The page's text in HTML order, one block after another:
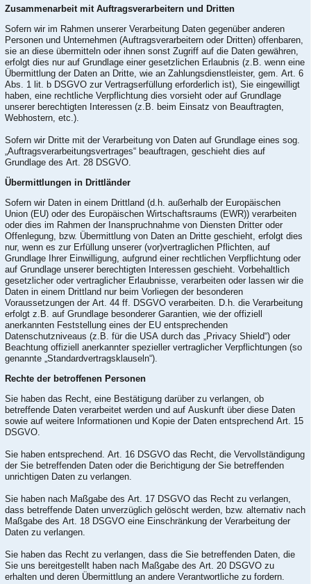
Zusammenarbeit mit Auftragsverarbeitern und Dritten
Sofern wir im Rahmen unserer Verarbeitung Daten gegenüber anderen
Personen und Unternehmen (Auftragsverarbeitern oder Dritten) offenbaren,
sie an diese übermitteln oder ihnen sonst Zugriff auf die Daten gewähren,
erfolgt dies nur auf Grundlage einer gesetzlichen Erlaubnis (z.B. wenn eine
Übermittlung der Daten an Dritte, wie an Zahlungsdienstleister, gem. Art. 6
Abs. 1 lit. b DSGVO zur Vertragserfüllung erforderlich ist), Sie eingewilligt
haben, eine rechtliche Verpflichtung dies vorsieht oder auf Grundlage
unserer berechtigten Interessen (z.B. beim Einsatz von Beauftragten,
Webhostern, etc.).
Sofern wir Dritte mit der Verarbeitung von Daten auf Grundlage eines sog.
„Auftragsverarbeitungsvertrages“ beauftragen, geschieht dies auf
Grundlage des Art. 28 DSGVO.
Übermittlungen in Drittländer
Sofern wir Daten in einem Drittland (d.h. außerhalb der Europäischen
Union (EU) oder des Europäischen Wirtschaftsraums (EWR)) verarbeiten
oder dies im Rahmen der Inanspruchnahme von Diensten Dritter oder
Offenlegung, bzw. Übermittlung von Daten an Dritte geschieht, erfolgt dies
nur, wenn es zur Erfüllung unserer (vor)vertraglichen Pflichten, auf
Grundlage Ihrer Einwilligung, aufgrund einer rechtlichen Verpflichtung oder
auf Grundlage unserer berechtigten Interessen geschieht. Vorbehaltlich
gesetzlicher oder vertraglicher Erlaubnisse, verarbeiten oder lassen wir die
Daten in einem Drittland nur beim Vorliegen der besonderen
Voraussetzungen der Art. 44 ff. DSGVO verarbeiten. D.h. die Verarbeitung
erfolgt z.B. auf Grundlage besonderer Garantien, wie der offiziell
anerkannten Feststellung eines der EU entsprechenden
Datenschutzniveaus (z.B. für die USA durch das „Privacy Shield“) oder
Beachtung offiziell anerkannter spezieller vertraglicher Verpflichtungen (so
genannte „Standardvertragsklauseln“).
Rechte der betroffenen Personen
Sie haben das Recht, eine Bestätigung darüber zu verlangen, ob
betreffende Daten verarbeitet werden und auf Auskunft über diese Daten
sowie auf weitere Informationen und Kopie der Daten entsprechend Art. 15
DSGVO.
Sie haben entsprechend. Art. 16 DSGVO das Recht, die Vervollständigung
der Sie betreffenden Daten oder die Berichtigung der Sie betreffenden
unrichtigen Daten zu verlangen.
Sie haben nach Maßgabe des Art. 17 DSGVO das Recht zu verlangen,
dass betreffende Daten unverzüglich gelöscht werden, bzw. alternativ nach
Maßgabe des Art. 18 DSGVO eine Einschränkung der Verarbeitung der
Daten zu verlangen.
Sie haben das Recht zu verlangen, dass die Sie betreffenden Daten, die
Sie uns bereitgestellt haben nach Maßgabe des Art. 20 DSGVO zu
erhalten und deren Übermittlung an andere Verantwortliche zu fordern.